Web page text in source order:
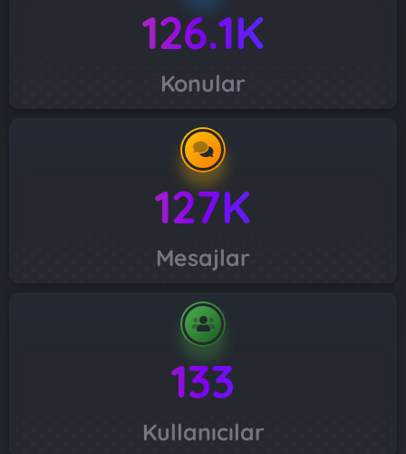
126.1K
Konular
127K
Mesajlar
133
Kullanıcılar